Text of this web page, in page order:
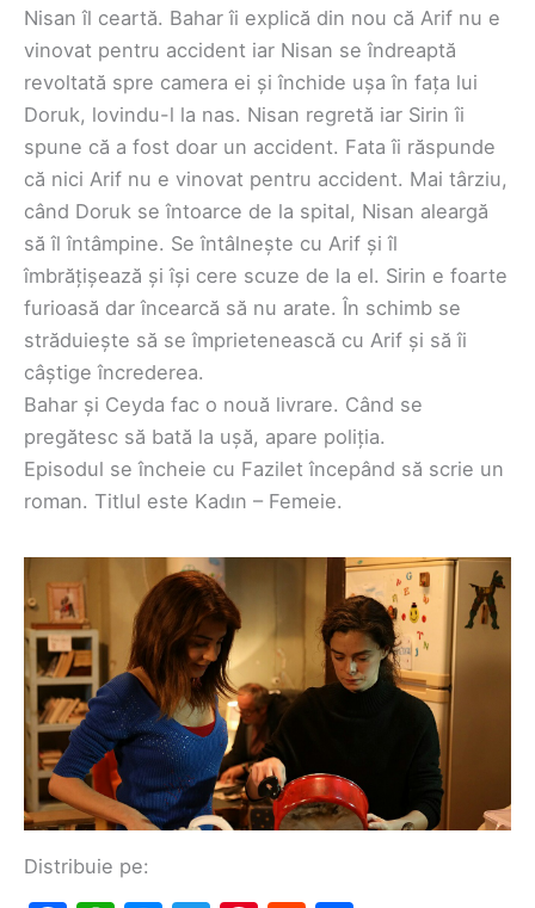
Nisan îl ceartă. Bahar îi explică din nou că Arif nu e
vinovat pentru accident iar Nisan se îndreaptă
revoltată spre camera ei și închide ușa în fața lui
Doruk, lovindu-l la nas. Nisan regretă iar Sirin îi
spune că a fost doar un accident. Fata îi răspunde
că nici Arif nu e vinovat pentru accident. Mai târziu,
când Doruk se întoarce de la spital, Nisan aleargă
să îl întâmpine. Se întâlnește cu Arif și îl
îmbrățișează și își cere scuze de la el. Sirin e foarte
furioasă dar încearcă să nu arate. În schimb se
străduiește să se împrietenească cu Arif și să îi
câștige încrederea.
Bahar și Ceyda fac o nouă livrare. Când se
pregătesc să bată la ușă, apare poliția.
Episodul se încheie cu Fazilet începând să scrie un
roman. Titlul este Kadın – Femeie.
Distribuie pe: